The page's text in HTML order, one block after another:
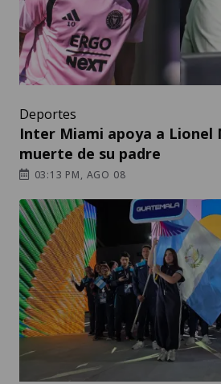
Deportes
Inter Miami apoya a Lionel
muerte de su padre
03:13 PM, AGO 08